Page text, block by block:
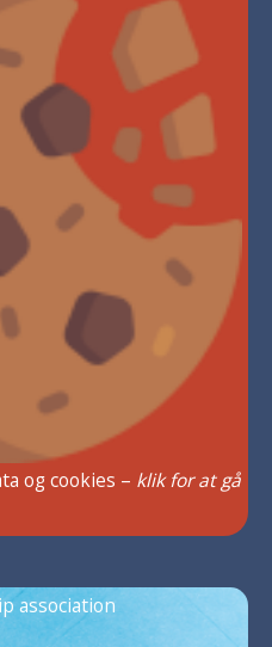
og cookies – klik for at gå
association